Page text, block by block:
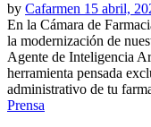
by Cafarmen 15 abril,
En la Cámara de
la modernización de
Agente de Inteligencia
herramienta pensada
administrativo de tu
Prensa